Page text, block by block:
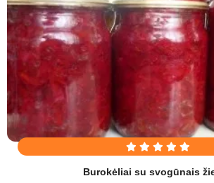
Burokėliai su svogūnais